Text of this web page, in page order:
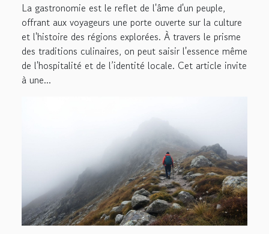
La gastronomie est le reflet de l'âme d'un peuple,
offrant aux voyageurs une porte ouverte sur la culture
et l'histoire des régions explorées. À travers le prisme
des traditions culinaires, on peut saisir l'essence même
de l'hospitalité et de l’identité locale. Cet article invite
à une...